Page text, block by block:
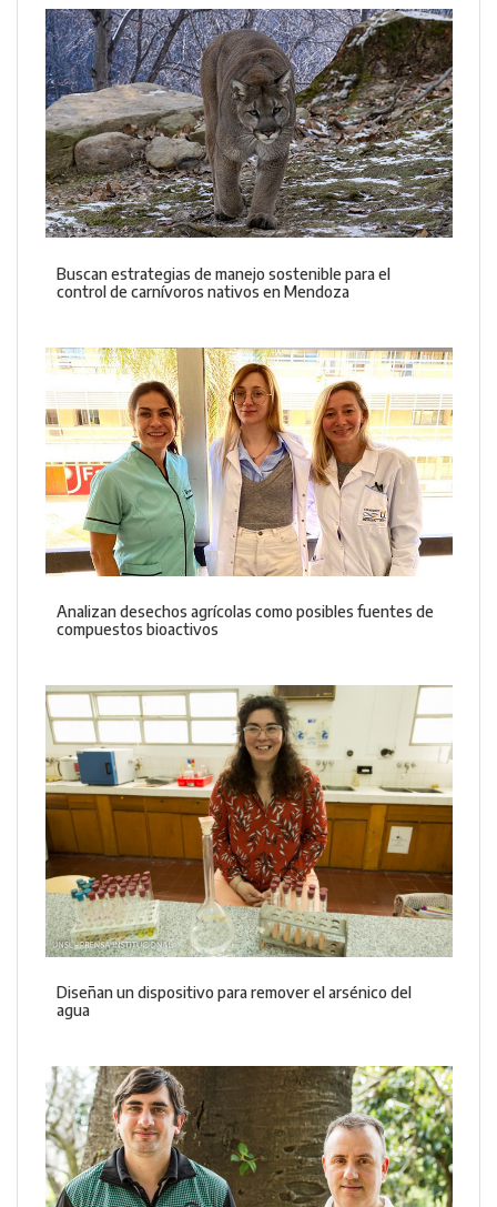
Buscan estrategias de manejo sostenible para el
control de carnívoros nativos en Mendoza
Analizan desechos agrícolas como posibles fuentes de
compuestos bioactivos
Diseñan un dispositivo para remover el arsénico del
agua